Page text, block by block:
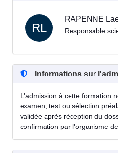
RL
RAPENNE
Responsable
Informations sur
L'admission à cette formation
examen, test ou sélection
validée après réception du
confirmation par l'organisme